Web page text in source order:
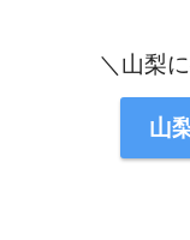
＼山梨
山